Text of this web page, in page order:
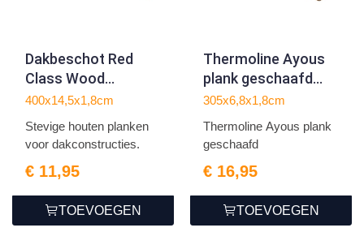
Dakbeschot Red
Class Wood
1.8x14.5x400cm
400x14,5x1,8cm
Stevige houten planken
voor dakconstructies.
€ 11,95
TOEVOEGEN
Thermoline Ayous
plank geschaafd
1.8x6.8x305cm
305x6,8x1,8cm
Thermoline Ayous plank
geschaafd
€ 16,95
TOEVOEGEN